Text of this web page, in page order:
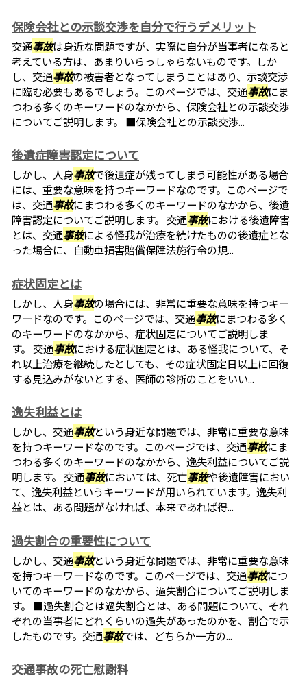
保険会社との示談交渉を自分で行うデメリット
交通事故は身近な問題ですが、実際に自分が当事者になると
考えている方は、あまりいらっしゃらないものです。しか
し、交通事故の被害者となってしまうことはあり、示談交渉
に臨む必要もあるでしょう。このページでは、交通事故にま
つわる多くのキーワードのなかから、保険会社との示談交渉
についてご説明します。 ■保険会社との示談交渉...
後遺症障害認定について
しかし、人身事故で後遺症が残ってしまう可能性がある場合
には、重要な意味を持つキーワードなのです。このページで
は、交通事故にまつわる多くのキーワードのなかから、後遺
障害認定についてご説明します。 交通事故における後遺障害
とは、交通事故による怪我が治療を続けたものの後遺症とな
った場合に、自動車損害賠償保障法施行令の規...
症状固定とは
しかし、人身事故の場合には、非常に重要な意味を持つキー
ワードなのです。このページでは、交通事故にまつわる多く
のキーワードのなかから、症状固定についてご説明しま
す。 交通事故における症状固定とは、ある怪我について、そ
れ以上治療を継続したとしても、その症状固定日以上に回復
する見込みがないとする、医師の診断のことをいい...
逸失利益とは
しかし、交通事故という身近な問題では、非常に重要な意味
を持つキーワードなのです。このページでは、交通事故にま
つわる多くのキーワードのなかから、逸失利益についてご説
明します。 交通事故においては、死亡事故や後遺障害におい
て、逸失利益というキーワードが用いられています。逸失利
益とは、ある問題がなければ、本来であれば得...
過失割合の重要性について
しかし、交通事故という身近な問題では、非常に重要な意味
を持つキーワードなのです。このページでは、交通事故につ
いてのキーワードのなかから、過失割合についてご説明しま
す。 ■過失割合とは過失割合とは、ある問題について、それ
ぞれの当事者にどれくらいの過失があったのかを、割合で示
したものです。交通事故では、どちらか一方の...
交通事故の死亡慰謝料